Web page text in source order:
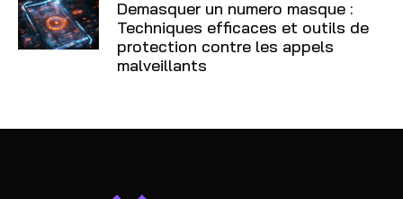
Demasquer un numero masque :
Techniques efficaces et outils de
protection contre les appels
malveillants